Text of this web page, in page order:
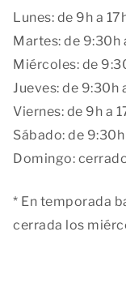
Lunes: de 9h a
Martes: de 9:30h
Miércoles: de
Jueves: de 9:30h
Viernes: de 9h a
Sábado: de 9:30h
Domingo:
* En temporada
cerrada los